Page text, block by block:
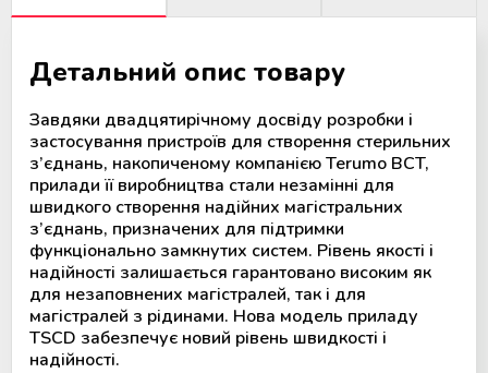
Апарати для автоматичного
Апарати для опромінення крові
Мобільний пункт забору крові
(Донорський автобус)
Детальний опис товару
Завдяки двадцятирічному досвіду розробки і
застосування пристроїв для створення стерильних
з’єднань, накопиченому компанією Terumo BCT,
прилади її виробництва стали незамінні для
швидкого створення надійних магістральних
з’єднань, призначених для підтримки
функціонально замкнутих систем. Рівень якості і
надійності залишається гарантовано високим як
для незаповнених магістралей, так і для
магістралей з рідинами. Нова модель приладу
TSCD забезпечує новий рівень швидкості і
надійності.